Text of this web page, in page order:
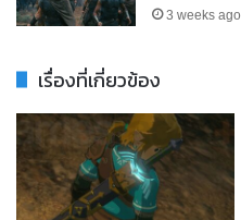
3 weeks ago
เรื่องที่เกี่ยวข้อง